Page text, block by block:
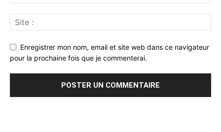
Enregistrer mon nom, email et site web dans ce navigateur
pour la prochaine fois que je commenterai.